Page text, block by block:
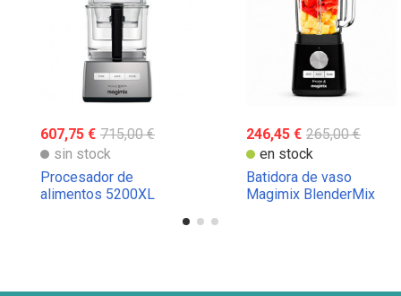
607,75 € 715,00 €
sin stock
Procesador de
alimentos 5200XL
246,45 € 265,00 €
en stock
Batidora de vaso
Magimix BlenderMix